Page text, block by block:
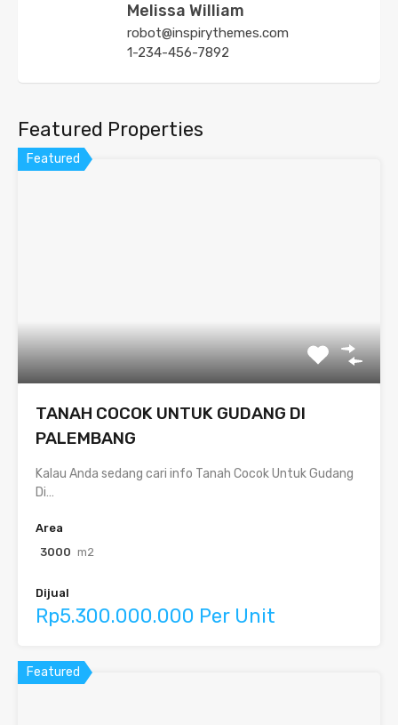
Melissa William
robot@inspirythemes.com
1-234-456-7892
Featured Properties
Featured
TANAH COCOK UNTUK GUDANG DI
PALEMBANG
Kalau Anda sedang cari info Tanah Cocok Untuk Gudang
Di…
Area
3000 m2
Dijual
Rp5.300.000.000 Per Unit
Featured